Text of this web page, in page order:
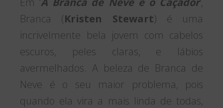
Branca (Kristen Stewart) é uma
incrivelmente bela jovem com cabelos
escuros, peles claras, e lábios
avermelhados. A beleza de Branca de
Neve é o seu maior problema, pois
quando ela vira a mais linda de todas,